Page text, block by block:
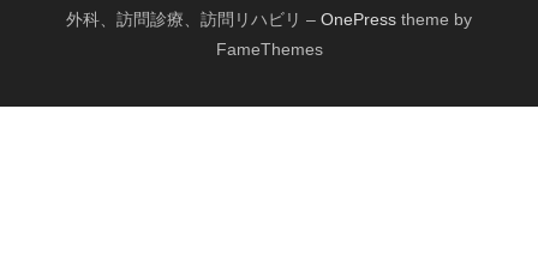
外科、訪問診療、訪問リハビリ – OnePress theme by
FameThemes